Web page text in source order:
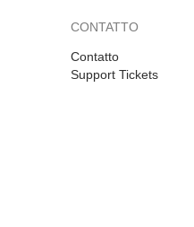
CONTATTO
Contatto
Support Tickets